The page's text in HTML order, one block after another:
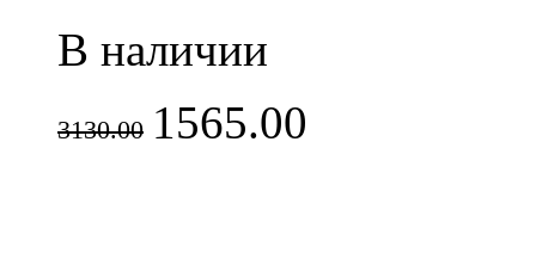
В наличии
3130.00 1565.00